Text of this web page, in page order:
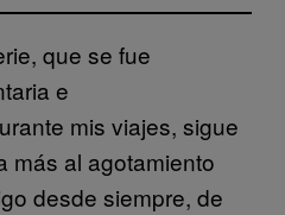
que se fue
e
mis viajes, sigue
más al agotamiento
desde siempre, de